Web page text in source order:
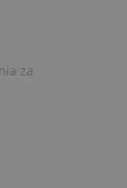
za